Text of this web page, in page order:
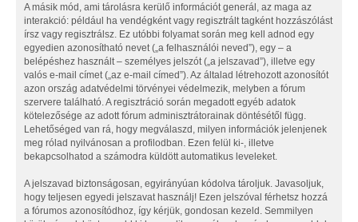
A másik mód, ami tárolásra kerülő információt generál, az maga az
interakció: például ha vendégként vagy regisztrált tagként hozzászólást
írsz vagy regisztrálsz. Ez utóbbi folyamat során meg kell adnod egy
egyedien azonosítható nevet („a felhasználói neved”), egy – a
belépéshez használt – személyes jelszót („a jelszavad”), illetve egy
valós e-mail címet („az e-mail címed”). Az általad létrehozott azonosítót
azon ország adatvédelmi törvényei védelmezik, melyben a fórum
szervere található. A regisztráció során megadott egyéb adatok
kötelezősége az adott fórum adminisztrátorainak döntésétől függ.
Lehetőséged van rá, hogy megválaszd, milyen információk jelenjenek
meg rólad nyilvánosan a profilodban. Ezen felül ki-, illetve
bekapcsolhatod a számodra küldött automatikus leveleket.
A jelszavad biztonságosan, egyirányúan kódolva tároljuk. Javasoljuk,
hogy teljesen egyedi jelszavat használj! Ezen jelszóval férhetsz hozzá
a fórumos azonosítódhoz, így kérjük, gondosan kezeld. Semmilyen